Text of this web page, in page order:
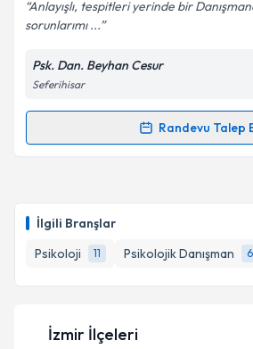
İlgili Branşlar
Psikoloji
11 Psikolojik Danışman 6
Kişisel verilerimin işlenmesine
kapsamda işlenmesini kabul
Anlayışlı, tespitleri yerinde bir
sorunlarımı ...
Psk. Dan. Beyhan Cesur
Seferihisar
Randevu Talep
Randevu Takvimi Talebi
takvim hazırlandığında e-posta
E-posta Adresiniz
İzmir İlçeleri